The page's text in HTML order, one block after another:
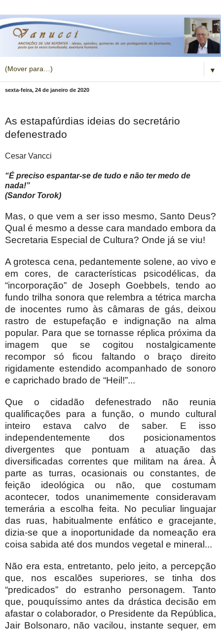
▼
sexta-feira, 24 de janeiro de 2020
As estapafúrdias ideias do secretário
defenestrado
Cesar Vancci
“É preciso espantar-se de tudo e não ter medo de
nada!”
(Sandor Torok)
Mas, o que vem a ser isso mesmo, Santo Deus?
Qual é mesmo a desse cara mandado embora da
Secretaria Especial de Cultura? Onde já se viu!
A grotesca cena, pedantemente solene, ao vivo e
em cores, de características psicodélicas, da
“incorporação” de Joseph Goebbels, tendo ao
fundo trilha sonora que relembra a tétrica marcha
de inocentes rumo às câmaras de gás, deixou
rastro de estupefação e indignação na alma
popular. Para que se tornasse réplica próxima da
imagem que se cogitou nostalgicamente
recompor só ficou faltando o braço direito
rigidamente estendido acompanhado de sonoro
e caprichado brado de “Heil!”...
Que o cidadão defenestrado não reunia
qualificações para a função, o mundo cultural
inteiro estava calvo de saber. E isso
independentemente dos posicionamentos
divergentes que pontuam a atuação das
diversificadas correntes que militam na área. À
parte as turras, ocasionais ou constantes, de
feição ideológica ou não, que costumam
acontecer, todos unanimemente consideravam
temerária a escolha feita. No peculiar linguajar
das ruas, habitualmente enfático e gracejante,
dizia-se que a inoportunidade da nomeação era
coisa sabida até dos mundos vegetal e mineral...
Não era esta, entretanto, pelo jeito, a percepção
que, nos escalões superiores, se tinha dos
“predicados” do estranho personagem. Tanto
que, pouquíssimo antes da drástica decisão em
afastar o colaborador, o Presidente da República,
Jair Bolsonaro, não vacilou, instante sequer, em